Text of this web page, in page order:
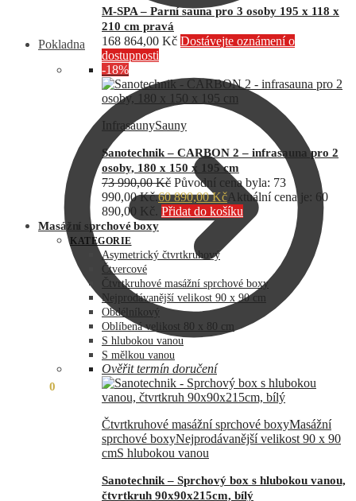
Pokladna
0
M-SPA – Parní sauna pro 3 osoby 195 x 118 x
210 cm pravá
168 864,00 Kč Dostávejte oznámení o
dostupnosti
-18%
InfrasaunySauny
Sanotechnik – CARBON 2 – infrasauna pro 2
osoby, 180 x 150 x 195 cm
73 990,00Kč Původní cena byla: 73
990,00 Kč.60 890,00Kč Aktuální cena je: 60
890,00 Kč. Přidat do košíku
Masážní sprchové boxy
KATEGORIE
Asymetrický čtvrtkruhový
Čtvercové
Čtvrtkruhové masážní sprchové boxy
Nejprodávanější velikost 90 x 90 cm
Obdélníkový
Oblíbená velikost 80 x 80 cm
S hlubokou vanou
S mělkou vanou
Ověřit termín doručení
Čtvrtkruhové masážní sprchové boxyMasážní
sprchové boxyNejprodávanější velikost 90 x 90
cmS hlubokou vanou
Sanotechnik – Sprchový box s hlubokou vanou,
čtvrtkruh 90x90x215cm, bílý